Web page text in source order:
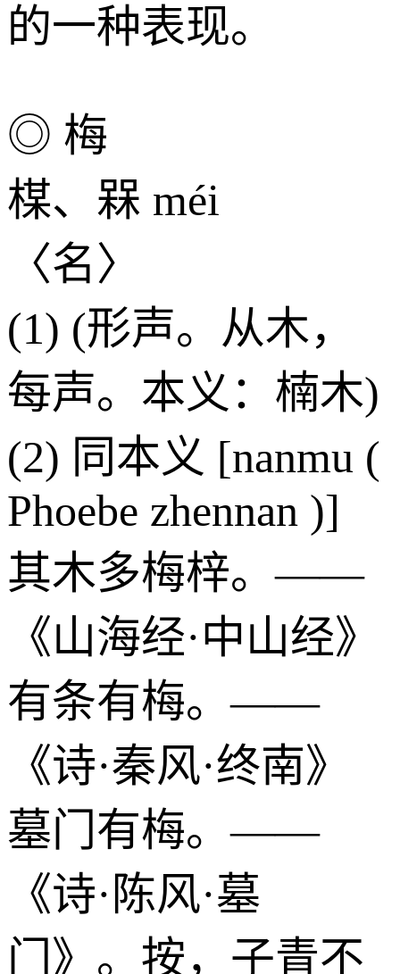
的一种表现。
◎ 梅
楳、槑 méi
〈名〉
(1) (形声。从木，
每声。本义：楠木)
(2) 同本义 [nanmu (
Phoebe zhennan )]
其木多梅梓。——
《山海经·中山经》
有条有梅。——
《诗·秦风·终南》
墓门有梅。——
《诗·陈风·墓
门》。按，子青不